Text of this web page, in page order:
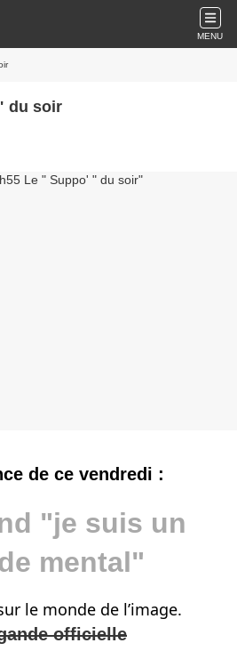
MENU
du soir
de ce vendredi :
"je suis un
mental"
le monde de l’image.
officielle